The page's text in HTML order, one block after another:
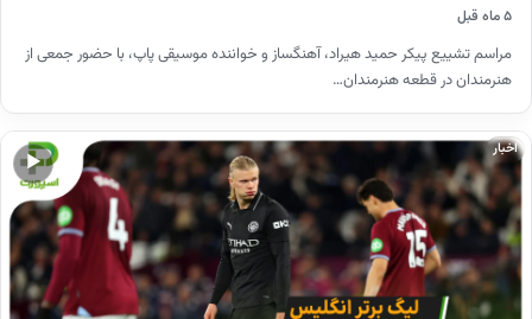
۵ ماه قبل
مراسم تشییع پیکر حمید هیراد، آهنگساز و خواننده موسیقی پاپ، با حضور جمعی از
هنرمندان در قطعه هنرمندان…
▶
اخبار